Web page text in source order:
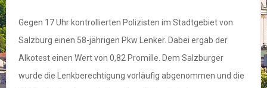
Gegen 17 Uhr kontrollierten Polizisten im Stadtgebiet von
Salzburg einen 58-jährigen Pkw Lenker. Dabei ergab der
Alkotest einen Wert von 0,82 Promille. Dem Salzburger
wurde die Lenkberechtigung vorläufig abgenommen und die